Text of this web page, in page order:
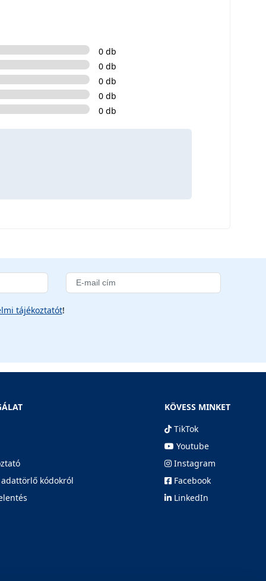
0 db
0 db
0 db
0 db
0 db
tájékoztatót!
kódokról
KÖVESS MINKET
TikTok
Youtube
Instagram
Facebook
LinkedIn